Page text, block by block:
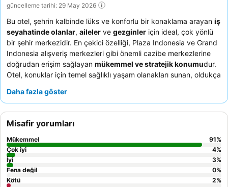
güncelleme tarihi: 29 May 2026
Bu otel, şehrin kalbinde lüks ve konforlu bir konaklama arayan iş
seyahatinde olanlar, aileler ve gezginler için ideal, çok yönlü
bir şehir merkezidir. En çekici özelliği, Plaza Indonesia ve Grand
Indonesia alışveriş merkezleri gibi önemli cazibe merkezlerine
doğrudan erişim sağlayan mükemmel ve stratejik konumudur.
Otel, konuklar için temel sağlıklı yaşam olanakları sunan, oldukça
personel ve çeşitli kahvaltı büfesi
seçeneklerini vurgulamaktadır. Gerçekten unutulmaz bir
deneyim için, şehir silüetinin
katta oda ayırtmayı düşünebilirsiniz.
Daha fazla göster
Misafir yorumları
Mükemmel 91%
Çok iyi
4%
İyi
3%
Fena değil
0%
Kötü
2%